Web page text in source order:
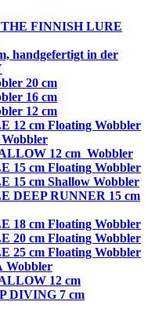
FINNISH LURE
handgefertigt in der
20 cm
16 cm
12 cm
12 cm Floating Wobbler
12 cm Wobbler
15 cm Floating Wobbler
cm Shallow Wobbler
DEEP RUNNER 15 cm
18 cm Floating Wobbler
20 cm Floating Wobbler
25 cm Floating Wobbler
Wobbler
12 cm
DIVING 7 cm